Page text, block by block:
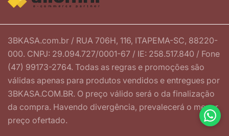
3BKASA.com.br / RUA 706H, 116, ITAPEMA-SC, 88220-
000. CNPJ: 29.094.727/0001-67 / IE: 258.517.840 / Fone
(47) 99173-2764. Todas as regras e promoções são
válidas apenas para produtos vendidos e entregues por
3BKASA.COM.BR. O preço válido será o da finalização
da compra. Havendo divergência, prevalecerá o menor
preço ofertado.